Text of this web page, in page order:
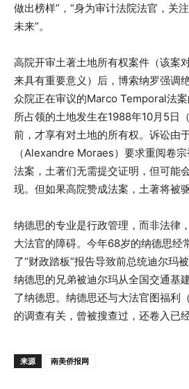
做出榜样”，“身为审计法院法官，关
未来”。
高院开审土著土地所有权案件（该案
来具有重要意义）后，博索纳罗强调
众院正在审议的Marco Temporal法
所占领的土地发生在1988年10月5日
前，才享有对土地的所有权。诉讼由
（Alexandre Moraes）要求重阅卷
法案，土著们无需提交证明，但可能
现。但如果高院赞成法案，土著将被
纳德思的专业是行政管理，而非法律
大法官的障碍。今年68岁的纳德思经
了“财政踏板”报告导致前总统迪尔玛
纳德思的兄弟被迪尔玛从全国交通基
了纳德思。纳德思还与大法官图福利
的调查有关，曾被搜查过，还卷入已
来源 南美侨报网